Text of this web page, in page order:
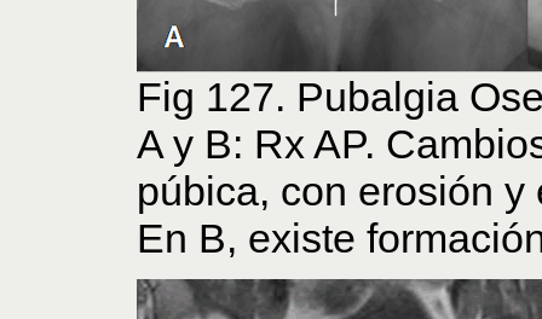
Fig 127. Pubalgia
A y B: Rx AP.
púbica, con erosión y
En B, existe